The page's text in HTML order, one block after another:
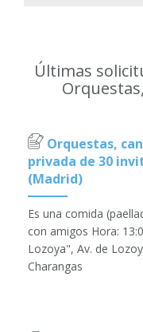
Últimas
Orquestas,
privada de 30
(Madrid)
Es una comida
con amigos Hora:
Lozoya", Av. de
Charangas